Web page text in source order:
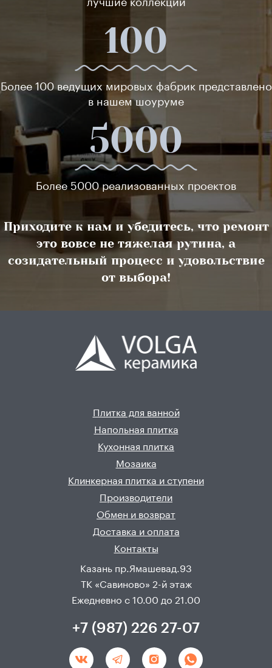
лучшие коллекции
100
Более 100 ведущих мировых фабрик представлено
в нашем шоуруме
5000
Более 5000 реализованных проектов
Приходите к нам и убедитесь, что ремонт
это вовсе не тяжелая рутина, а
созидательный процесс и удовольствие
от выбора!
Плитка для ванной
Напольная плитка
Кухонная плитка
Мозаика
Клинкерная плитка и ступени
Производители
Обмен и возврат
Доставка и оплата
Контакты
Казань пр.Ямашевад.93
ТК «Савиново» 2-й этаж
Ежедневно с 10.00 до 21.00
+7 (987) 226 27-07